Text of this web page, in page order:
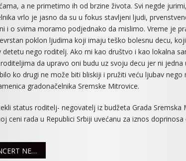
a ne primetimo ih od brzine života. Svi negde
vrlo je jasno da su u fokus stavljeni ljudi,
i o svima moramo podjednako da mislimo. Vreme je
poklon ljudima koji imaju teško bolesnu decu,
detetu nego roditelj. Ako mi kao društvo i kao lokalna
da upravo oni budu uz svoju decu jer ni
ko drugi ne može biti bliskiji i pružiti veću ljubav
gradonačelnika Sremske Mitrovice.
status roditelj- negovatelj iz budžeta Grada
ceni rada u Republici Srbiji uvećanu za iznos
“SYRMISCH MITROWITZ”